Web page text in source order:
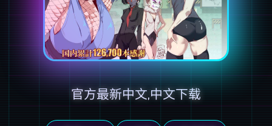
官方最新中文,中文下载